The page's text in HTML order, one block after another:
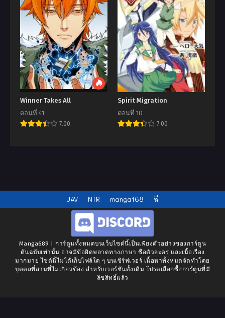
Winner Takes All
ตอนที่ 41
7.00
Spirit Migration
ตอนที่ 10
7.00
JAV NTR manga168 หี
Manga689 | การ์ตูนทั้งหมดบนเว็บไซต์นี้เป็นเพียงตัวอย่างของการ์ตูน
ต้นฉบับเท่านั้น อาจมีข้อผิดพลาดทางภาษา ชื่อตัวละคร และเนื้อเรื่อง
มากมาย ไซต์นี้ไม่ได้เก็บไฟล์ใด ๆ บนเซิร์ฟเวอร์ เนื้อหาทั้งหมดจัดทำโดย
บุคคลที่สามที่ไม่เกี่ยวข้อง สำหรับเวอร์ชันดั้งเดิม โปรดเลือกซื้อการ์ตูนที่มี
ลิขสิทธิ์แล้ว